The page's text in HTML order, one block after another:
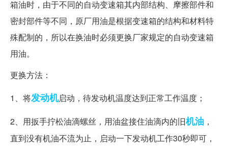
箱油时，由于不同的自动变速箱其内部结构、摩擦部件和
密封部件等不同，原厂用油是根据变速箱的结构和材料特
殊配制的，所以在换油时必须更换厂家规定的自动变速箱
用油。
更换方法：
1、将发动机启动，待发动机温度达到正常工作温度；
2、用扳手拧松油滴螺丝，用油盆接住油滴内的旧机油 ，
直到没有机油不流为止，启动一下发动机工作30秒即可，